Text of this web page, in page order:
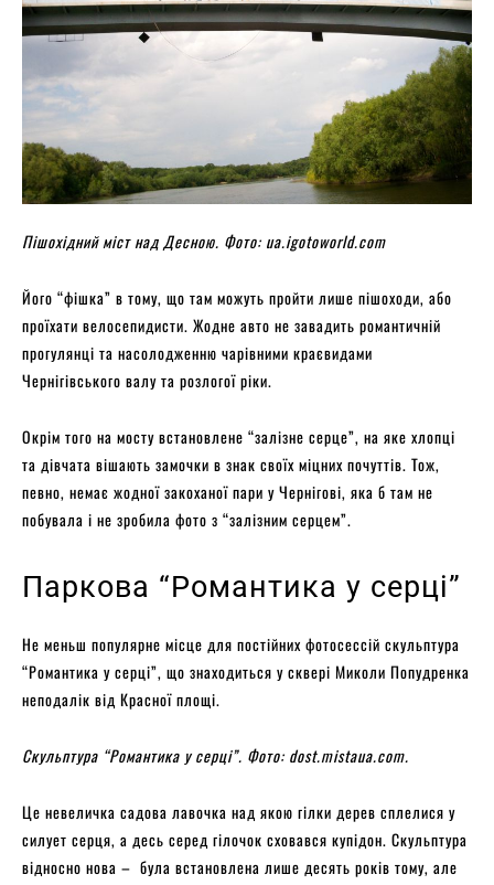
Пішохідний міст над Десною. Фото: ua.igotoworld.com
Його “фішка” в тому, що там можуть пройти лише пішоходи, або
проїхати велосепидисти. Жодне авто не завадить романтичній
прогулянці та насолодженню чарівними краєвидами
Чернігівського валу та розлогої ріки.
Окрім того на мосту встановлене “залізне серце”, на яке хлопці
та дівчата вішають замочки в знак своїх міцних почуттів. Тож,
певно, немає жодної закоханої пари у Чернігові, яка б там не
побувала і не зробила фото з “залізним серцем”.
Паркова “Романтика у серці”
Не меньш популярне місце для постійних фотосессій скульптура
“Романтика у серці”, що знаходиться у сквері Миколи Попудренка
неподалік від Красної площі.
Скульптура “Романтика у серці”. Фото: dost.mistaua.com.
Це невеличка садова лавочка над якою гілки дерев сплелися у
силует серця, а десь серед гілочок сховався купідон. Скульптура
відносно нова – була встановлена лише десять років тому, але